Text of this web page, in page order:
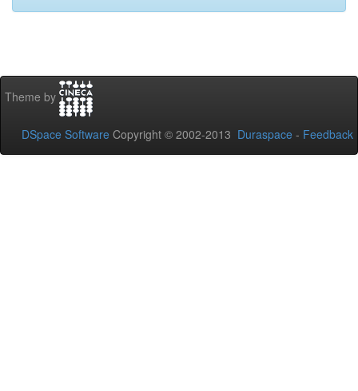
Theme by
DSpace Software Copyright © 2002-2013 Duraspace - Feedback